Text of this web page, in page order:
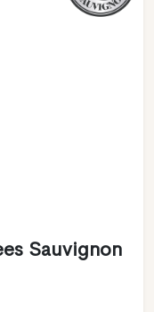
Sauvignon